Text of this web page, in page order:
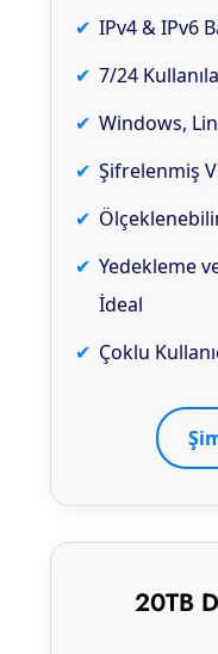
IPv4 & IPv6
7/24
Windows,
Şifrelenmiş
Yedekleme
İdeal
Çoklu
20TB